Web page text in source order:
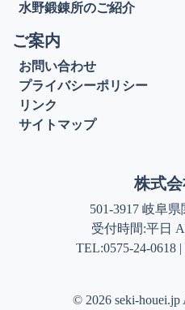
水野鍛錬所のご紹介
ご案内
お問い合わせ
プライバシーポリシー
リンク
サイトマップ
株式
501-3917 岐阜
受付時間:平日
TEL:0575-24-0618
© 2026 seki-houei.jp